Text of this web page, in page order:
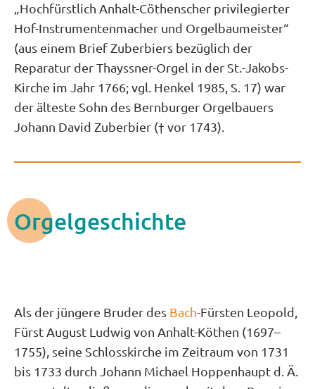
„Hochfürstlich Anhalt-Cöthenscher privilegierter
Hof-Instrumentenmacher und Orgelbaumeister“
(aus einem Brief Zuberbiers bezüglich der
Reparatur der Thayssner-Orgel in der St.-Jakobs-
Kirche im Jahr 1766; vgl. Henkel 1985, S. 17) war
der älteste Sohn des Bernburger Orgelbauers
Johann David Zuberbier († vor 1743).
Orgelgeschichte
Als der jüngere Bruder des Bach-Fürsten Leopold,
Fürst August Ludwig von Anhalt-Köthen (1697–
1755), seine Schlosskirche im Zeitraum von 1731
bis 1733 durch Johann Michael Hoppenhaupt d. Ä.